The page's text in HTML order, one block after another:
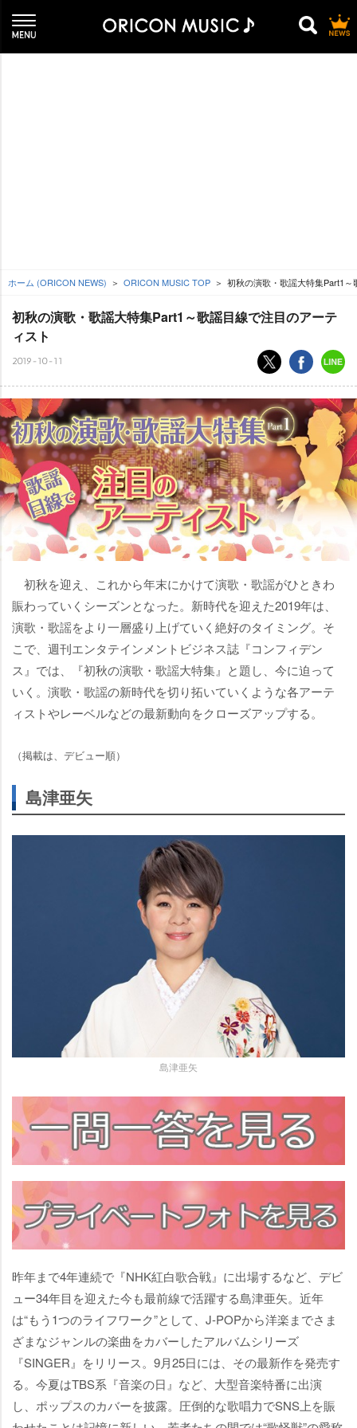
ホーム (ORICON NEWS) ORICON MUSIC TOP 初秋の演歌・歌謡大特集Part1
初秋の演歌・歌謡大特集Part1～歌謡目線で注目のアーテ
ィスト
2019-10-11
初秋を迎え、これから年末にかけて演歌・歌謡がひときわ
賑わっていくシーズンとなった。新時代を迎えた2019年は、
演歌・歌謡をより一層盛り上げていく絶好のタイミング。そ
こで、週刊エンタテインメントビジネス誌『コンフィデン
ス』では、『初秋の演歌・歌謡大特集』と題し、今に迫って
いく。演歌・歌謡の新時代を切り拓いていくような各アーテ
ィストやレーベルなどの最新動向をクローズアップする。
（掲載は、デビュー順）
島津亜矢
島津亜矢
昨年まで4年連続で『NHK紅白歌合戦』に出場するなど、デビ
ュー34年目を迎えた今も最前線で活躍する島津亜矢。近年
は“もう1つのライフワーク”として、J-POPから洋楽までさま
ざまなジャンルの楽曲をカバーしたアルバムシリーズ
『SINGER』をリリース。9月25日には、その最新作を発売す
る。今夏はTBS系『音楽の日』など、大型音楽特番に出演
し、ポップスのカバーを披露。圧倒的な歌唱力でSNS上を賑